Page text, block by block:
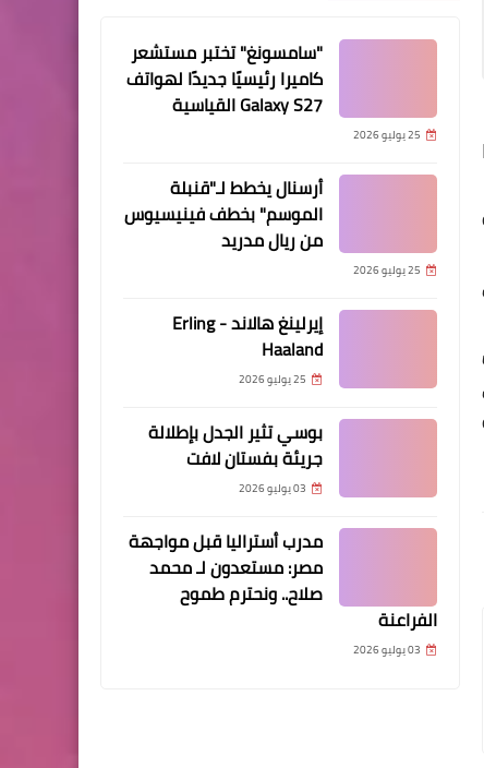
"سامسونغ" تختبر مستشعر
كاميرا رئيسيًا جديدًا لهواتف
Galaxy S27 القياسية
25 يوليو 2026
أرسنال يخطط لـ"قنبلة
الموسم" بخطف فينيسيوس
من ريال مدريد
25 يوليو 2026
إيرلينغ هالاند - Erling
Haaland
25 يوليو 2026
بوسي تثير الجدل بإطلالة
جريئة بفستان لافت
03 يوليو 2026
مدرب أستراليا قبل مواجهة
مصر: مستعدون لـ محمد
صلاح.. ونحترم طموح
الفراعنة
03 يوليو 2026